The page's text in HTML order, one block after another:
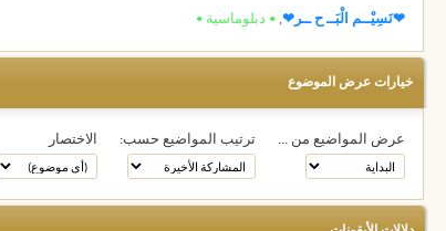
❤نَسِيْــم الْبَــ ح ــر❤, • دبلوماسية •
خيارات عرض الموضوع
عرض المواضيع من ... ترتيب المواضيع حسب: الاختصار